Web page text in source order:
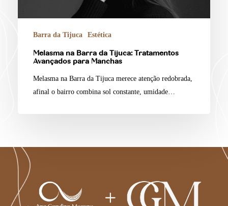
Barra da Tijuca Estética
Melasma na Barra da Tijuca: Tratamentos
Avançados para Manchas
Melasma na Barra da Tijuca merece atenção redobrada,
afinal o bairro combina sol constante, umidade…